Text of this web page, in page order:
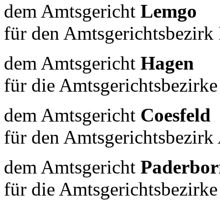
dem Amtsgericht Lemgo
für den
dem Amtsgericht Hagen
für die
dem Amtsgericht Coesfeld
für den Amtsgerichtsbezirk
dem Amtsgericht
für die